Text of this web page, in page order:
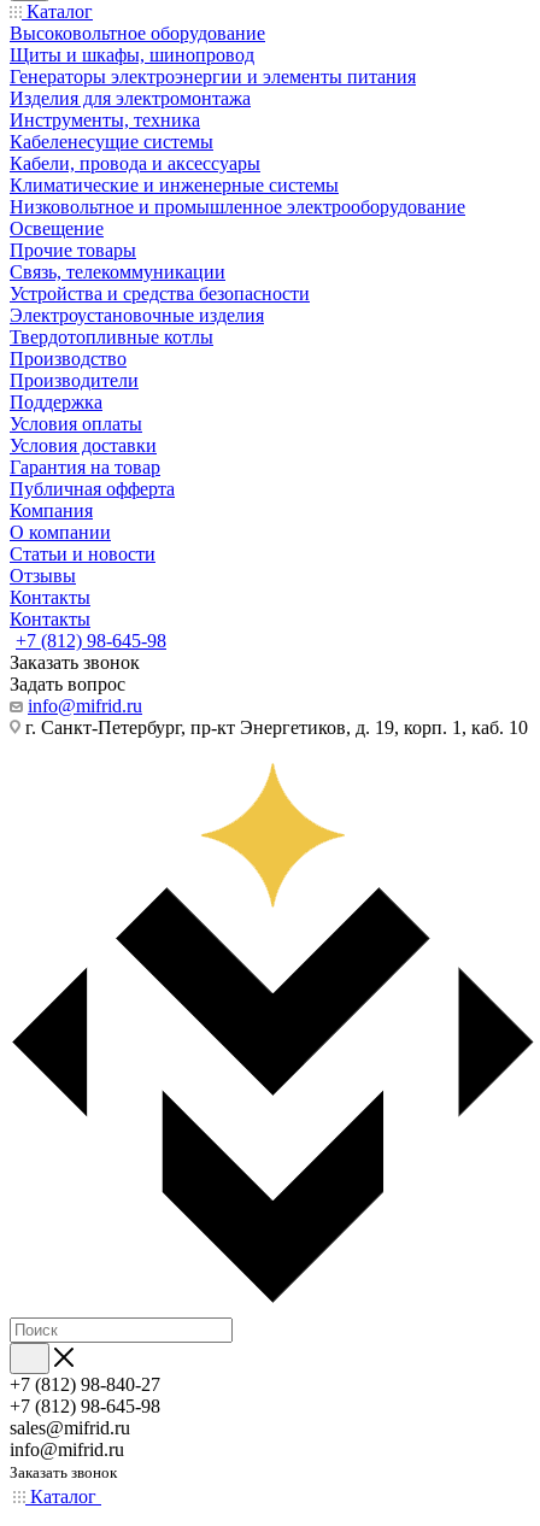
Каталог
Высоковольтное оборудование
Щиты и шкафы, шинопровод
Генераторы электроэнергии и элементы питания
Изделия для электромонтажа
Инструменты, техника
Кабеленесущие системы
Кабели, провода и аксессуары
Климатические и инженерные системы
Низковольтное и промышленное электрооборудование
Освещение
Прочие товары
Связь, телекоммуникации
Устройства и средства безопасности
Электроустановочные изделия
Твердотопливные котлы
Производство
Производители
Поддержка
Условия оплаты
Условия доставки
Гарантия на товар
Публичная офферта
Компания
О компании
Статьи и новости
Отзывы
Контакты
Контакты
+7 (812) 98-645-98
Заказать звонок
Задать вопрос
info@mifrid.ru
г. Санкт-Петербург, пр-кт Энергетиков, д. 19, корп. 1, каб. 10
+7 (812) 98-840-27
+7 (812) 98-645-98
sales@mifrid.ru
info@mifrid.ru
Заказать звонок
Каталог